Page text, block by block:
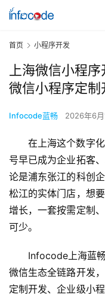
首页 小程序开发
上海微信小程
微信小程序定
Infocode蓝畅 2026年6
在上海这个数字
号早已成为企业拓客
论是浦东张江的科创
松江的实体门店，想
增长，一套按需定制
可少。
Infocode上海蓝
微信生态全链路开发
定制开发、企业级小